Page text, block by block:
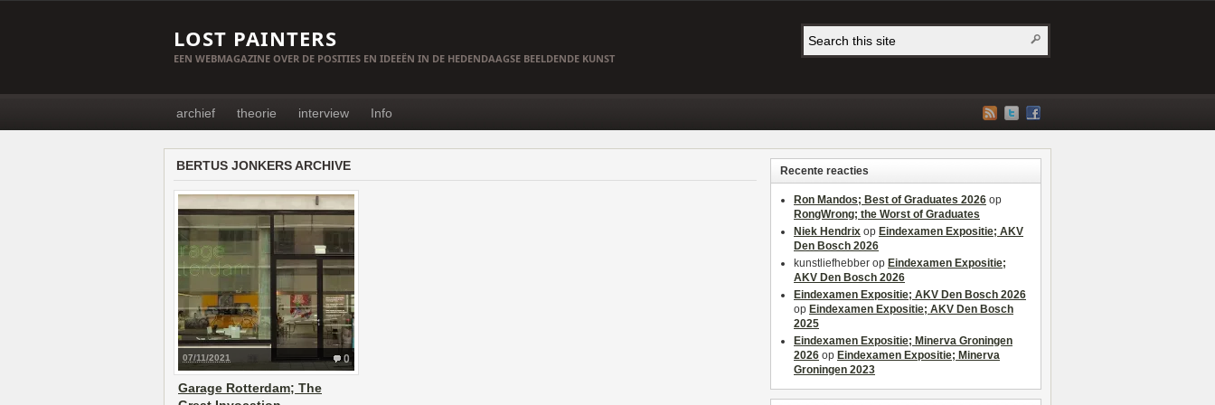
LOST PAINTERS
EEN WEBMAGAZINE OVER DE POSITIES EN IDEEËN IN DE HEDENDAAGSE BEELDENDE KUNST
archief theorie interview Info
BERTUS JONKERS ARCHIVE
0
07/11/2021
Garage Rotterdam; The
Recente reacties
Ron Mandos; Best of Graduates 2026 op
RongWrong; the Worst of Graduates
Niek Hendrix op Eindexamen Expositie; AKV
Den Bosch 2026
kunstliefhebber op Eindexamen Expositie;
AKV Den Bosch 2026
Eindexamen Expositie; AKV Den Bosch 2026
op Eindexamen Expositie; AKV Den Bosch
2025
Eindexamen Expositie; Minerva Groningen
2026 op Eindexamen Expositie; Minerva
Groningen 2023